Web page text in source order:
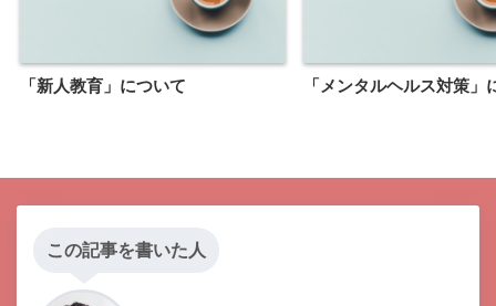
「新人教育」について 「メンタルヘルス対策」
この記事を書いた人